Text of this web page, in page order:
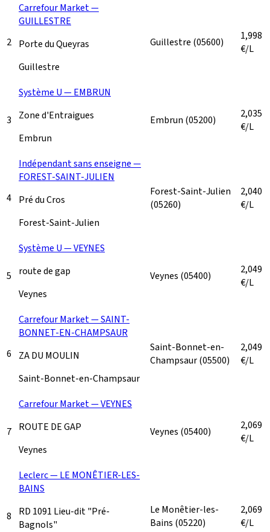
2
Carrefour Market —
GUILLESTRE
Porte du Queyras
Guillestre
Guillestre (05600)
1,998
€/L
3
Système U — EMBRUN
Zone d'Entraigues
Embrun
Embrun (05200)
2,035
€/L
4
Indépendant sans enseigne —
FOREST-SAINT-JULIEN
Pré du Cros
Forest-Saint-Julien
Forest-Saint-Julien
(05260)
2,040
€/L
5
Système U — VEYNES
route de gap
Veynes
Veynes (05400)
2,049
€/L
6
Carrefour Market — SAINT-
BONNET-EN-CHAMPSAUR
ZA DU MOULIN
Saint-Bonnet-en-Champsaur
Saint-Bonnet-en-
Champsaur(05500)
2,049
€/L
7
Carrefour Market — VEYNES
ROUTE DE GAP
Veynes
Veynes (05400)
2,069
€/L
8
Leclerc — LE MONÊTIER-LES-
BAINS
RD 1091 Lieu-dit "Pré-
Bagnols"
Le Monêtier-les-
Bains (05220)
2,069
€/L